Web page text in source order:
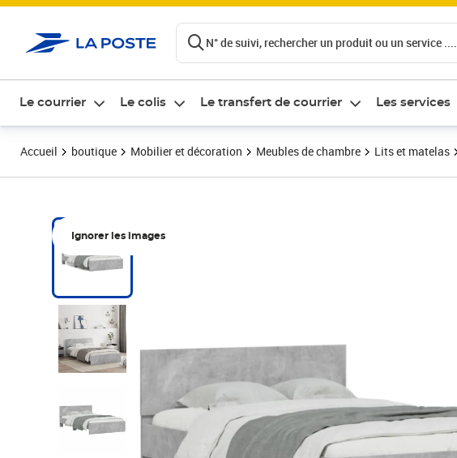
N° de suivi, rechercher un produit ou un service ....
Le courrier Le colis Le transfert de courrier Les services
Accueil boutique Mobilier et décoration Meubles de chambre Lits et matelas
Ignorer les images